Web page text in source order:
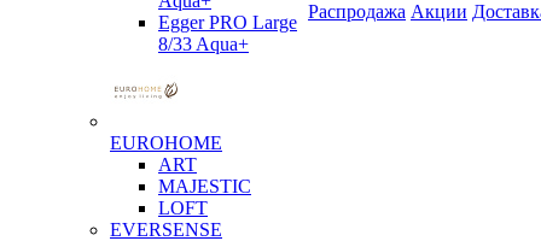
Egger PRO Large
8/33 Aqua+
EUROHOME
ART
MAJESTIC
LOFT
EVERSENSE
Распродажа Акции